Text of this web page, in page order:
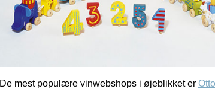
De mest populære vinwebshops i øjeblikket er